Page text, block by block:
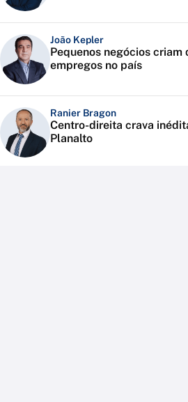
João Kepler
Pequenos negócios criam
empregos no país
Ranier Bragon
Centro-direita crava
Planalto